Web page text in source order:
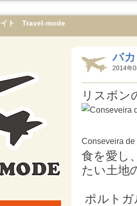
イト Travel-mode
バ
2014年
リスボン
Conseveira
食を愛し
たい土地
ポルト